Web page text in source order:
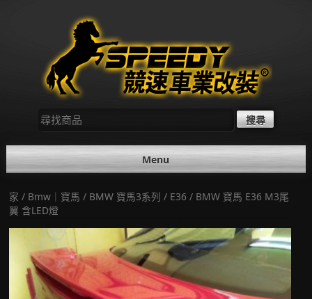
尋
找：
Menu
家 / Bmw｜寶馬 / BMW 寶馬3系列 / E36 / BMW 寶馬 E36 M3尾
翼 含LED燈